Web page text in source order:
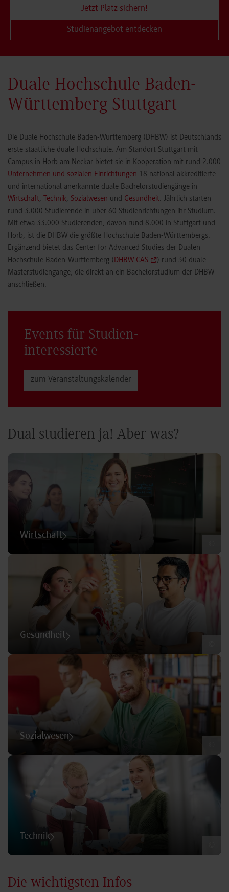
Jetzt Platz sichern!
Studienangebot entdecken
Duale Hochschule Baden-
Württemberg Stuttgart
Die Duale Hochschule Baden-Württemberg (DHBW) ist Deutschlands
erste staatliche duale Hochschule. Am Standort Stuttgart mit
Campus in Horb am Neckar bietet sie in Kooperation mit rund 2.000
Unternehmen und sozialen Einrichtungen 18 national akkreditierte
und international anerkannte duale Bachelorstudiengänge in
Wirtschaft, Technik, Sozialwesen und Gesundheit. Jährlich starten
rund 3.000 Studierende in über 60 Studienrichtungen ihr Studium.
Mit etwa 33.000 Studierenden, davon rund 8.000 in Stuttgart und
Horb, ist die DHBW die größte Hochschule Baden-Württembergs.
Ergänzend bietet das Center for Advanced Studies der Dualen
Hochschule Baden-Württemberg (DHBW CAS
) rund 30 duale
Masterstudiengänge, die direkt an ein Bachelorstudium der DHBW
anschließen.
Events für Studien­
interessierte
zum Veranstaltungs­kalender
Dual studieren ja! Aber was?
Wirtschaft
Gesundheit
Sozialwesen
Technik
Die wichtigsten Infos